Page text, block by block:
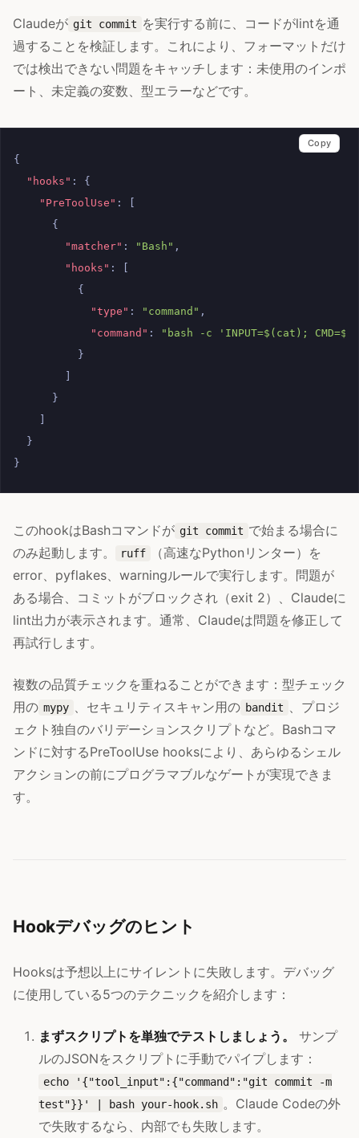
Claudeが git commit を実行する前に、コードがlintを通
過することを検証します。これにより、フォーマットだけ
では検出できない問題をキャッチします：未使用のインポ
ート、未定義の変数、型エラーなどです。
{
"hooks" :
{
"PreToolUse" :
{
"matcher" : "Bash" ,
"hooks" :
{
"type" : "command" ,
"command" :
"bash -c 'INPUT=$(cat);
}
}
}
}
Copy
このhookはBashコマンドが git commit で始まる場合に
のみ起動します。
ruff
（高速なPythonリンター）を
error、pyflakes、warningルールで実行します。問題が
ある場合、コミットがブロックされ（exit 2）、Claudeに
lint出力が表示されます。通常、Claudeは問題を修正して
再試行します。
複数の品質チェックを重ねることができます：型チェック
用の mypy 、セキュリティスキャン用の bandit 、プロジ
ェクト独自のバリデーションスクリプトなど。Bashコマ
ンドに対するPreToolUse hooksにより、あらゆるシェル
アクションの前にプログラマブルなゲートが実現できま
す。
Hookデバッグのヒント
Hooksは予想以上にサイレントに失敗します。デバッグ
に使用している5つのテクニックを紹介します：
まずスクリプトを単独でテストしましょう。
サンプ
ルのJSONをスクリプトに手動でパイプします：
echo '{"tool_input":{"command":"git commit -m
test"}}' | bash your-hook.sh 。Claude Codeの外
で失敗するなら、内部でも失敗します。